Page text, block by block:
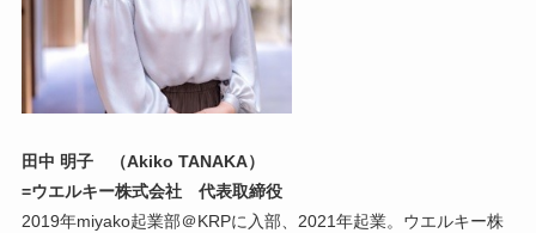
田中 明子 （Akiko TANAKA）
=ウエルキー株式会社 代表取締役
2019年miyako起業部＠KRPに入部、2021年起業。ウエルキー株